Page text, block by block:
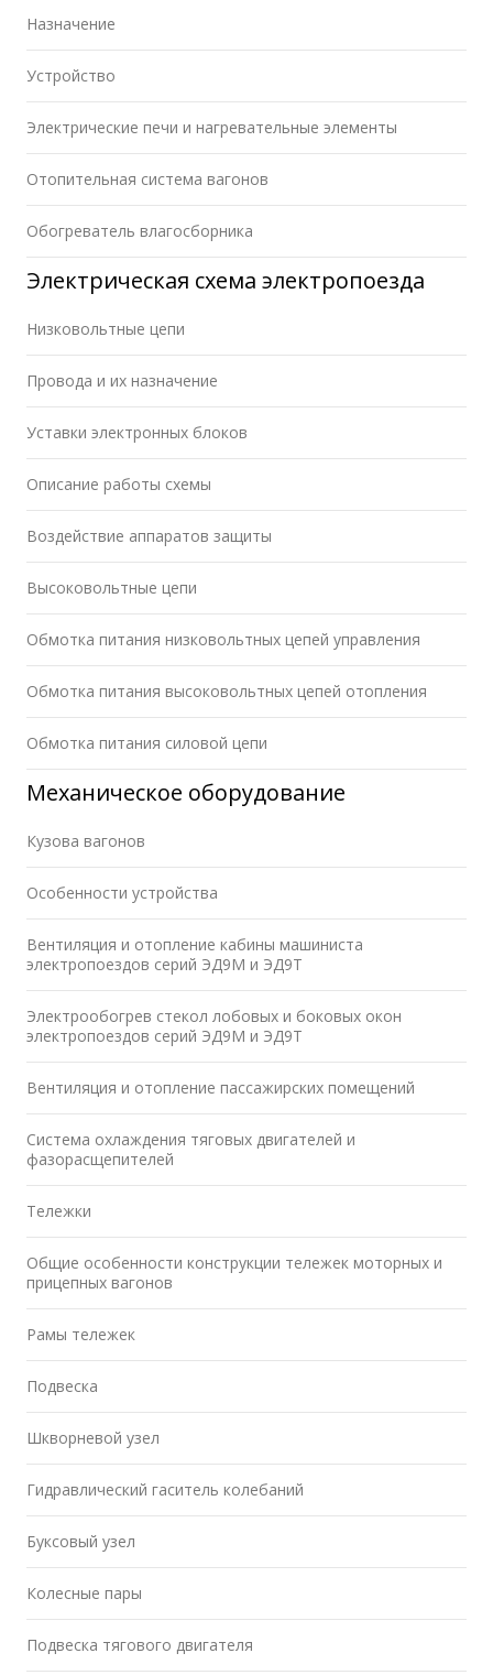
Назначение
Устройство
Электрические печи и нагревательные элементы
Отопительная система вагонов
Обогреватель влагосборника
Электрическая схема электропоезда
Низковольтные цепи
Провода и их назначение
Уставки электронных блоков
Описание работы схемы
Воздействие аппаратов защиты
Высоковольтные цепи
Обмотка питания низковольтных цепей управления
Обмотка питания высоковольтных цепей отопления
Обмотка питания силовой цепи
Механическое оборудование
Кузова вагонов
Особенности устройства
Вентиляция и отопление кабины машиниста
электропоездов серий ЭД9М и ЭД9Т
Электрообогрев стекол лобовых и боковых окон
электропоездов серий ЭД9М и ЭД9Т
Вентиляция и отопление пассажирских помещений
Система охлаждения тяговых двигателей и
фазорасщепителей
Тележки
Общие особенности конструкции тележек моторных и
прицепных вагонов
Рамы тележек
Подвеска
Шкворневой узел
Гидравлический гаситель колебаний
Буксовый узел
Колесные пары
Подвеска тягового двигателя